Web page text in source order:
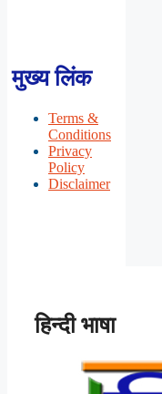
मुख्य लिंक
Terms &
Conditions
Privacy
Policy
Disclaimer
हिन्दी भाषा